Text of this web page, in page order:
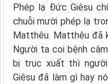
Phép lạ Đức Giêsu
chuỗi mười phép lạ
Matthêu. Matthêu đã
Người ta coi bệnh
bị trục xuất thì
Giêsu đã làm gì hay